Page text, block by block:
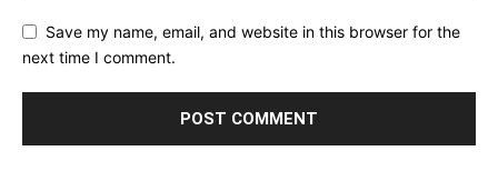
Save my name, email, and website in this browser for the
next time I comment.